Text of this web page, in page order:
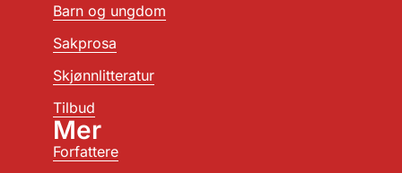
Barn og ungdom
Sakprosa
Skjønnlitteratur
Tilbud
Mer
Forfattere